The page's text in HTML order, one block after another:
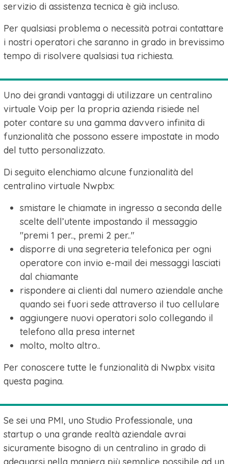
servizio di assistenza tecnica è già incluso.
Per qualsiasi problema o necessità potrai contattare
i nostri operatori che saranno in grado in brevissimo
tempo di risolvere qualsiasi tua richiesta.
Uno dei grandi vantaggi di utilizzare un centralino
virtuale Voip per la propria azienda risiede nel
poter contare su una gamma davvero infinita di
funzionalità che possono essere impostate in modo
del tutto personalizzato.
Di seguito elenchiamo alcune funzionalità del
centralino virtuale Nwpbx:
smistare le chiamate in ingresso a seconda delle
scelte dell’utente impostando il messaggio
"premi 1 per.., premi 2 per.."
disporre di una segreteria telefonica per ogni
operatore con invio e-mail dei messaggi lasciati
dal chiamante
rispondere ai clienti dal numero aziendale anche
quando sei fuori sede attraverso il tuo cellulare
aggiungere nuovi operatori solo collegando il
telefono alla presa internet
molto, molto altro..
Per conoscere tutte le funzionalità di Nwpbx visita
questa pagina.
Se sei una PMI, uno Studio Professionale, una
startup o una grande realtà aziendale avrai
sicuramente bisogno di un centralino in grado di